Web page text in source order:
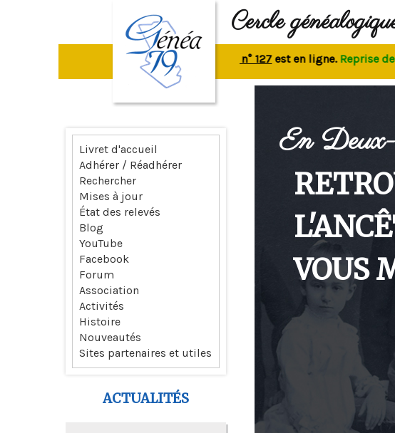
Cercle
La revue n° 127est en ligne.Reprise des
En
VOUS
Livret d'accueil
Adhérer / Réadhérer
Rechercher
Mises à jour
État des relevés
Blog
YouTube
Facebook
Forum
Association
Activités
Histoire
Nouveautés
Sites partenaires et utiles
ACTUALITÉS